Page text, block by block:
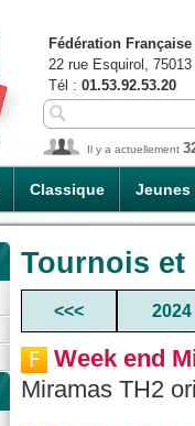
Classique Jeunes
Fédération
22 rue Esquirol,
Tél : 01.53.92.53.20
Il y a actuellement
Tournois
<<< 2024
Week end
Miramas TH2